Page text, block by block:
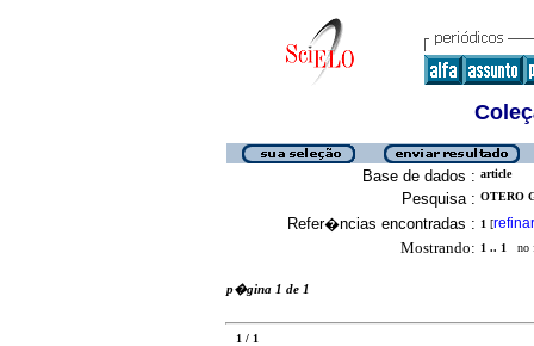
Base de dados : article
Pesquisa : OTERO
Refer�ncias encontradas : 1 [refinar
Mostrando: 1 .. 1 no
p�gina 1 de 1
1 / 1